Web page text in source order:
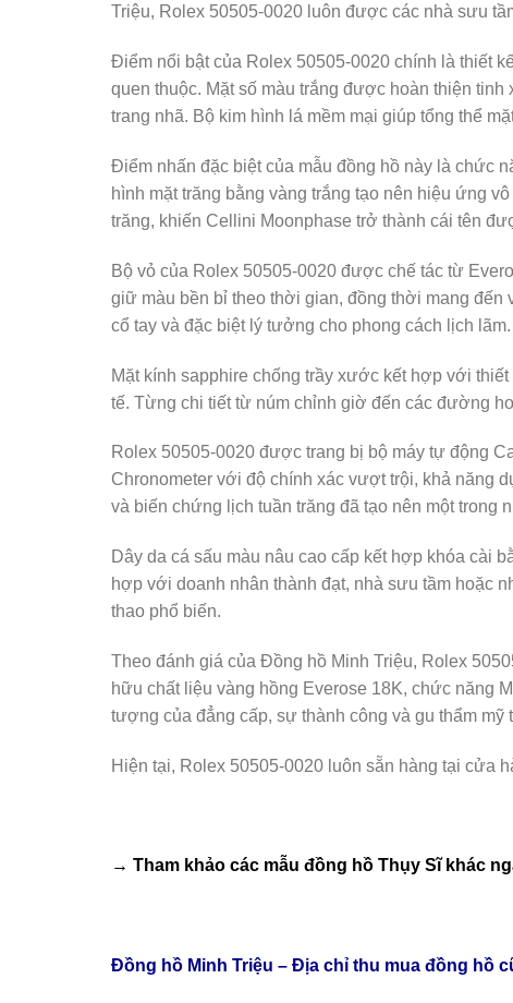
Triệu, Rolex 50505-0020 luôn được các nhà sưu
Điểm nổi bật của Rolex 50505-0020 chính là thiết
quen thuộc. Mặt số màu trắng được hoàn thiện
trang nhã. Bộ kim hình lá mềm mại giúp tổng thể
Điểm nhấn đặc biệt của mẫu đồng hồ này là chức
hình mặt trăng bằng vàng trắng tạo nên hiệu ứng
trăng, khiến Cellini Moonphase trở thành cái tên
Bộ vỏ của Rolex 50505-0020 được chế tác từ
giữ màu bền bỉ theo thời gian, đồng thời mang
cổ tay và đặc biệt lý tưởng cho phong cách lịch lãm.
Mặt kính sapphire chống trầy xước kết hợp với
tế. Từng chi tiết từ núm chỉnh giờ đến các đường
Rolex 50505-0020 được trang bị bộ máy tự động
Chronometer với độ chính xác vượt trội, khả năng
và biến chứng lịch tuần trăng đã tạo nên một trong
Dây da cá sấu màu nâu cao cấp kết hợp khóa cài
hợp với doanh nhân thành đạt, nhà sưu tầm hoặc
thao phổ biến.
Theo đánh giá của Đồng hồ Minh Triệu, Rolex
hữu chất liệu vàng hồng Everose 18K, chức năng
tượng của đẳng cấp, sự thành công và gu thẩm
Hiện tại, Rolex 50505-0020 luôn sẵn hàng tại cửa
→ Tham khảo các mẫu đồng hồ Thụy Sĩkhác
Đồng hồ Minh Triệu – Địa chỉ thu mua đồng hồ